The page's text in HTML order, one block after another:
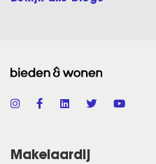
Makelaardij